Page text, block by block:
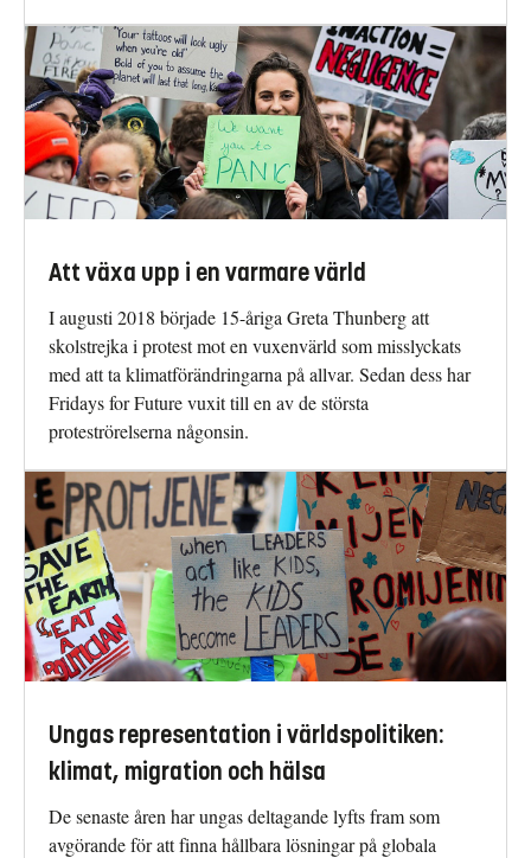
Att växa upp i en varmare värld
I augusti 2018 började 15-åriga Greta Thunberg att
skolstrejka i protest mot en vuxenvärld som misslyckats
med att ta klimatförändringarna på allvar. Sedan dess har
Fridays for Future vuxit till en av de största
proteströrelserna någonsin.
Ungas representation i världspolitiken:
klimat, migration och hälsa
De senaste åren har ungas deltagande lyfts fram som
avgörande för att finna hållbara lösningar på globala